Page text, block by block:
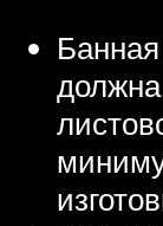
должна